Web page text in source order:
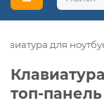
для
топ-